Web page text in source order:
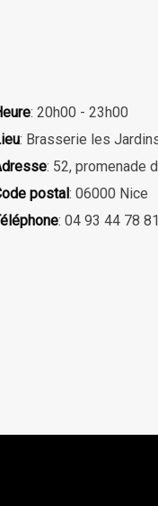
: 20h00 - 23h00
: Brasserie les
: 52, promenade
postal: 06000 Nice
: 04 93 44 78 81